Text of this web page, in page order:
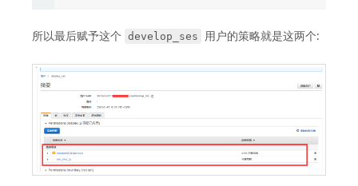
所以最后赋予这个 develop_ses 用户的策略就是这两个: